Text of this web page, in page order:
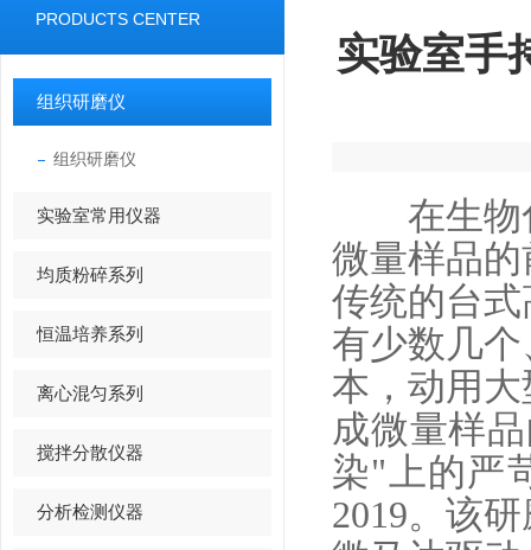
PRODUCTS CENTER
组织研磨仪
组织研磨仪
实验室常用仪器
均质粉碎系列
恒温培养系列
离心混匀系列
搅拌分散仪器
分析检测仪器
实验室手
在生物化
微量样品
传统的台
有少数几
本，动用
成微量样
染"上的严
2019。该